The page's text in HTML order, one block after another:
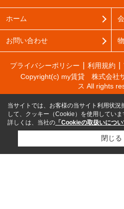
ホーム
お問い合わせ
プライバシーポリシー 利用規約
Copyright(c) my賃貸 株式会社
ス All rights
当サイトでは、お客様の当サイト利用状況
して、クッキー（Cookie）を使用していま
詳しくは、当社の 「Cookieの取扱いについ
閉じる